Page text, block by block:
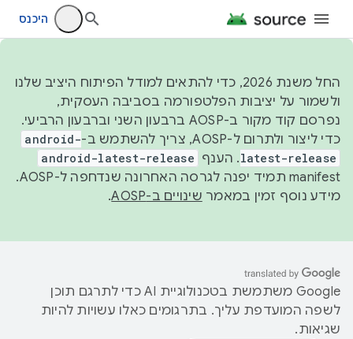
היכנס
החל משנת 2026, כדי להתאים למודל הפיתוח היציב שלנו
ולשמור על יציבות הפלטפורמה בסביבה העסקית,
נפרסם קוד מקור ב-AOSP ברבעון השני וברבעון הרביעי.
כדי ליצור ולתרום ל-AOSP, צריך להשתמש ב-
android-
latest-release. הענף android-latest-release
manifest תמיד יפנה לגרסה האחרונה שנדחפה ל-AOSP.
מידע נוסף זמין במאמר שינויים ב-AOSP .
‫Google משתמשת בטכנולוגיית AI כדי לתרגם תוכן
לשפה המועדפת עליך. בתרגומים כאלו עשויות להיות
שגיאות.